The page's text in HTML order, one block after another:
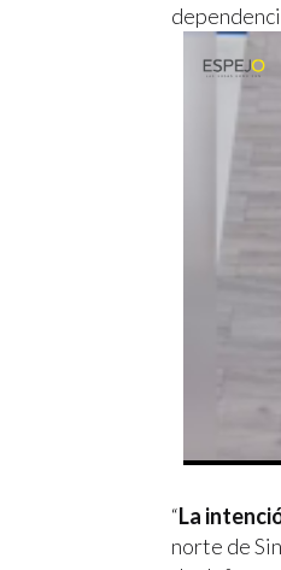
“La
norte de